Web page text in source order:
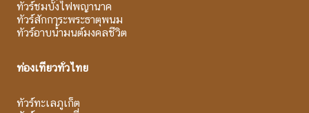
ทัวร์ชมบั้งไฟพญานาค
ทัวร์สักการะพระธาตุพนม
ทัวร์อาบน้ำมนต์มงคลชีวิต
ท่องเที่ยวทั่วไทย
ทัวร์ทะเลภูเก็ต